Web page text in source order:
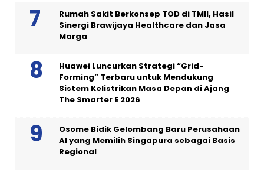
Rumah Sakit Berkonsep TOD di TMII, Hasil
Sinergi Brawijaya Healthcare dan Jasa
Marga
Huawei Luncurkan Strategi “Grid-
Forming” Terbaru untuk Mendukung
Sistem Kelistrikan Masa Depan di Ajang
The Smarter E 2026
Osome Bidik Gelombang Baru Perusahaan
AI yang Memilih Singapura sebagai Basis
Regional